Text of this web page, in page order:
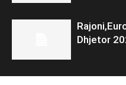
Dhjetor